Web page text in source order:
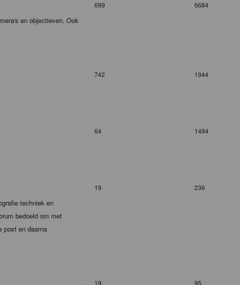
en objectieven. Ook
699 6684
742 1944
64 1494
techniek en
bedoeld om met
post en daarna
19 236
19 95